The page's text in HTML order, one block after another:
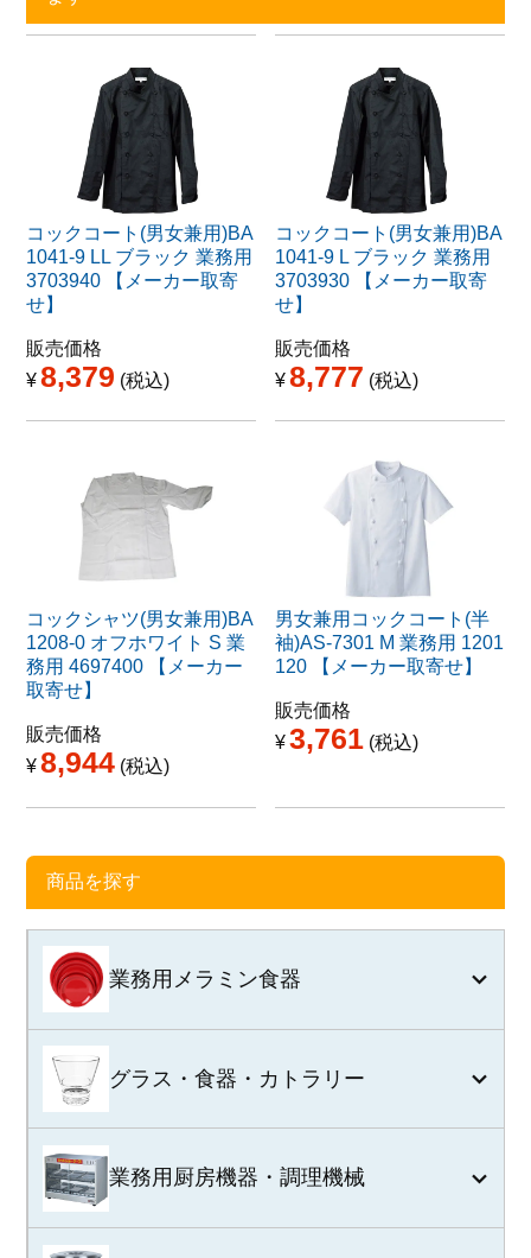
コックコート(男女兼用)BA
1041-9 LL ブラック 業務用
3703940 【メーカー取寄
せ】
販売価格
¥8,379 税込
コックコート(男女兼用)BA
1041-9 L ブラック 業務用
3703930 【メーカー取寄
せ】
販売価格
¥8,777 税込
コックシャツ(男女兼用)BA
1208-0 オフホワイト S 業
務用 4697400 【メーカー
取寄せ】
販売価格
¥8,944 税込
男女兼用コックコート(半
袖)AS-7301 M 業務用 1201
120 【メーカー取寄せ】
販売価格
¥3,761 税込
商品を探す
業務用メラミン食器
グラス・食器・カトラリー
業務用厨房機器・調理機械